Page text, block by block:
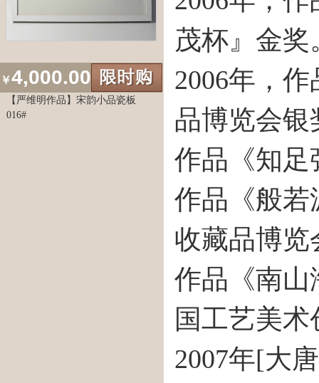
￥4,000.00
【严维明作品】宋韵小品瓷板
016#
茂杯』金奖
2006年，
品博览会
作品《知足
作品《般若
收藏品博览
作品《南山
国工艺美
2007年[大